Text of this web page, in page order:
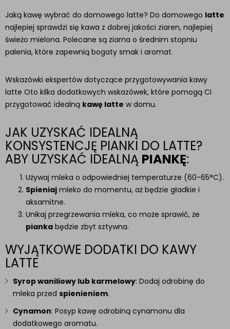
Jaką kawę wybrać do domowego latte? Do domowego latte
najlepiej sprawdzi się kawa z dobrej jakości ziaren, najlepiej
świeżo mielona. Polecane są ziarna o średnim stopniu
palenia, które zapewnią bogaty smak i aromat.
Wskazówki ekspertów dotyczące przygotowywania kawy
latte Oto kilka dodatkowych wskazówek, które pomogą Ci
przygotować idealną kawę latte w domu.
JAK UZYSKAĆ IDEALNĄ
KONSYSTENCJĘ PIANKI DO LATTE?
ABY UZYSKAĆ IDEALNĄ PIANKĘ:
Używaj mleka o odpowiedniej temperaturze (60-65°C).
Spieniaj mleko do momentu, aż będzie gładkie i
aksamitne.
Unikaj przegrzewania mleka, co może sprawić, że
pianka będzie zbyt sztywna.
WYJĄTKOWE DODATKI DO KAWY
LATTE
Syrop waniliowy lub karmelowy: Dodaj odrobinę do
mleka przed spienieniem.
Cynamon: Posyp kawę odrobiną cynamonu dla
dodatkowego aromatu.